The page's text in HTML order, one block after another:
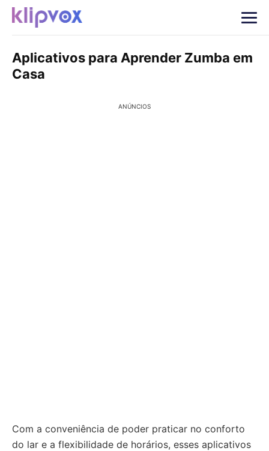
Aplicativos para Aprender Zumba em
Casa
ANÚNCIOS
Com a conveniência de poder praticar no conforto
do lar e a flexibilidade de horários, esses aplicativos